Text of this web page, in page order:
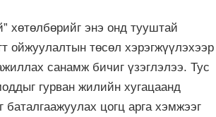
хөтөлбөрийг энэ онд тууштай
ойжуулалтын төсөл хэрэгжүүлэхээр
санамж бичиг үзэглэлээ. Тус
гурван жилийн хугацаанд
цогц арга хэмжээг